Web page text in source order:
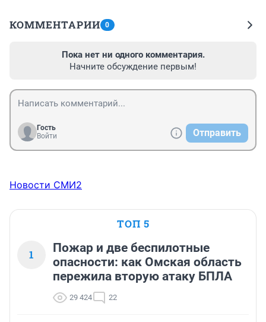
КОММЕНТАРИИ 0
Пока нет ни одного комментария.
Начните обсуждение первым!
Гость
Войти
Отправить
Новости СМИ2
ТОП 5
1
Пожар и две беспилотные
опасности: как Омская область
пережила вторую атаку БПЛА
29 424 22